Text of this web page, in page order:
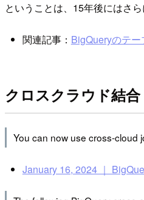
ということは、15年後にはさ
関連記事： BigQueryのテ
クロスクラウド結合
You can now use cross-cloud
January 16, 2024 ｜